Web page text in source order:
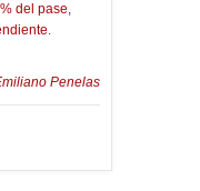
del pase,
.
Penelas